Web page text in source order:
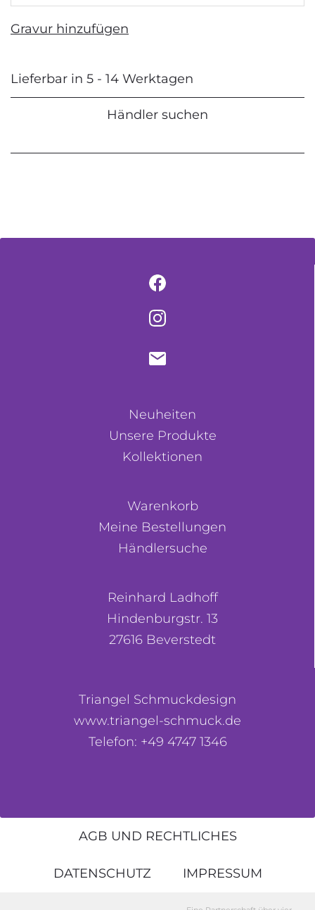
Gravur hinzufügen
Lieferbar in 5 - 14 Werktagen
Händler suchen
Neuheiten
Unsere Produkte
Kollektionen
Warenkorb
Meine Bestellungen
Händlersuche
Reinhard Ladhoff
Hindenburgstr. 13
27616 Beverstedt
Triangel Schmuckdesign
www.triangel-schmuck.de
Telefon: +49 4747 1346
AGB UND RECHTLICHES
DATENSCHUTZ IMPRESSUM